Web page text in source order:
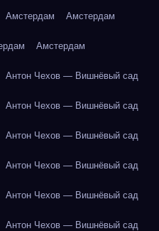
Амстердам Амстердам
Амстердам
Антон Чехов — Вишнёвый сад
Антон Чехов — Вишнёвый сад
Антон Чехов — Вишнёвый сад
Антон Чехов — Вишнёвый сад
Антон Чехов — Вишнёвый сад
Антон Чехов — Вишнёвый сад